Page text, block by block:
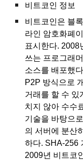
비트코인 정보
비트코인은 블
라인 암호화폐
표시한다. 2008
쓰는 프로그래
소스를 배포했
P2P 방식으로
거래를 할 수 있
치지 않아 수수
기술을 바탕으
의 서버에 분산
하다. SHA-256
2009년 비트코